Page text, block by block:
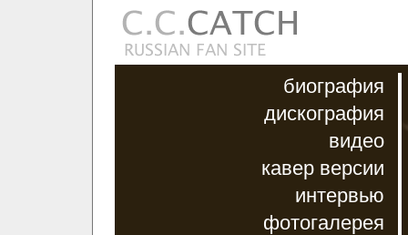
биография
дискография
видео
кавер версии
интервью
фотогалерея